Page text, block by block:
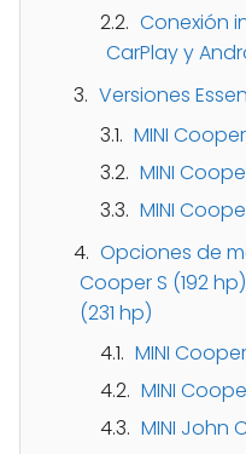
Conexión
CarPlay y
Versiones
MINI
MINI
MINI
Opciones de
Cooper S (192
(231 hp)
MINI Cooper
MINI
MINI John